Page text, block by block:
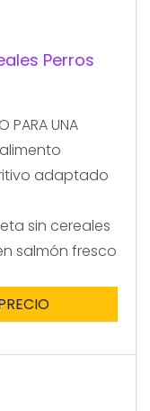
Perros
PARA UNA
alimento
adaptado
sin cereales
en salmón fresco